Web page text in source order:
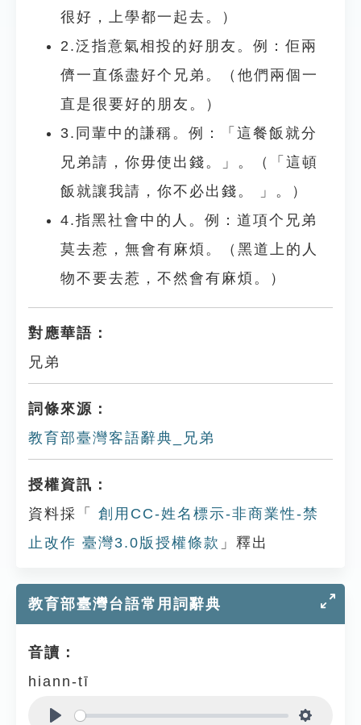
很好，上學都一起去。）
2.泛指意氣相投的好朋友。例：佢兩
儕一直係盡好个兄弟。（他們兩個一
直是很要好的朋友。）
3.同輩中的謙稱。例：「這餐飯就分
兄弟請，你毋使出錢。」。（「這頓
飯就讓我請，你不必出錢。 」。）
4.指黑社會中的人。例：道項个兄弟
莫去惹，無會有麻煩。（黑道上的人
物不要去惹，不然會有麻煩。）
對應華語：
兄弟
詞條來源：
教育部臺灣客語辭典_兄弟
授權資訊：
資料採「
創用CC-姓名標示-非商業性-禁
止改作 臺灣3.0版授權條款 」釋出
教育部臺灣台語常用詞辭典
音讀：
hiann-tī